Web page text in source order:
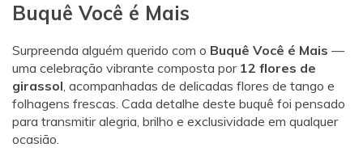
Buquê Você é Mais
Surpreenda alguém querido com o Buquê Você é Mais —
uma celebração vibrante composta por 12 flores de
girassol, acompanhadas de delicadas flores de tango e
folhagens frescas. Cada detalhe deste buquê foi pensado
para transmitir alegria, brilho e exclusividade em qualquer
ocasião.